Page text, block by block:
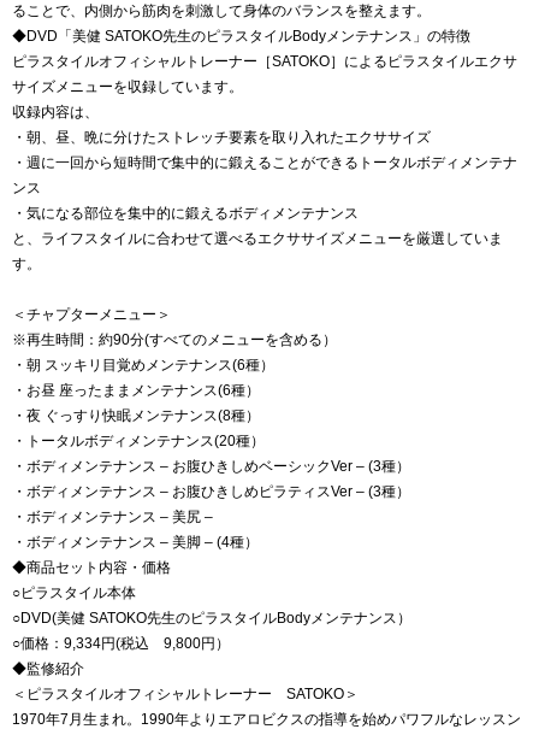
ることで、内側から筋肉を刺激して身体のバランスを整えます。
◆DVD「美健 SATOKO先生のピラスタイルBodyメンテナンス」の特徴
ピラスタイルオフィシャルトレーナー［SATOKO］によるピラスタイルエクサ
サイズメニューを収録しています。
収録内容は、
・朝、昼、晩に分けたストレッチ要素を取り入れたエクササイズ
・週に一回から短時間で集中的に鍛えることができるトータルボディメンテナ
ンス
・気になる部位を集中的に鍛えるボディメンテナンス
と、ライフスタイルに合わせて選べるエクササイズメニューを厳選していま
す。
＜チャプターメニュー＞
※再生時間：約90分(すべてのメニューを含める）
・朝 スッキリ目覚めメンテナンス(6種）
・お昼 座ったままメンテナンス(6種）
・夜 ぐっすり快眠メンテナンス(8種）
・トータルボディメンテナンス(20種）
・ボディメンテナンス – お腹ひきしめベーシックVer – (3種）
・ボディメンテナンス – お腹ひきしめピラティスVer – (3種）
・ボディメンテナンス – 美尻 –
・ボディメンテナンス – 美脚 – (4種）
◆商品セット内容・価格
○ピラスタイル本体
○DVD(美健 SATOKO先生のピラスタイルBodyメンテナンス）
○価格：9,334円(税込 9,800円）
◆監修紹介
＜ピラスタイルオフィシャルトレーナー SATOKO＞
1970年7月生まれ。1990年よりエアロビクスの指導を始めパワフルなレッスン